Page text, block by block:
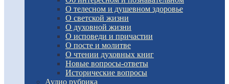
О телесном и душевном здоровье
О светской жизни
О духовной жизни
О исповеди и причастии
О посте и молитве
О чтении духовных книг
Новые вопросы-ответы
Исторические вопросы
Аудио рубрика